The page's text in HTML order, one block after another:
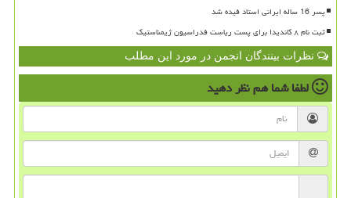
پسر 16 ساله ایرانی استاد فیده شد
ثبت نام ۸ کاندیدا برای پست ریاست فدراسیون ژیمناستیک
نظرات بینندگان انجمن در مورد این مطلب
لطفا شما همنظر دهید